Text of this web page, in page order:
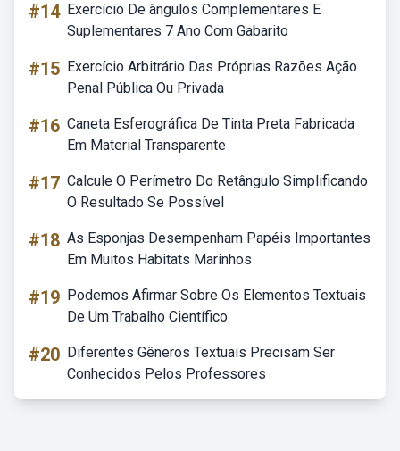
#14 Exercício De ângulos Complementares E
Suplementares 7 Ano Com Gabarito
#15 Exercício Arbitrário Das Próprias Razões Ação
Penal Pública Ou Privada
#16 Caneta Esferográfica De Tinta Preta Fabricada
Em Material Transparente
#17 Calcule O Perímetro Do Retângulo Simplificando
O Resultado Se Possível
#18 As Esponjas Desempenham Papéis Importantes
Em Muitos Habitats Marinhos
#19 Podemos Afirmar Sobre Os Elementos Textuais
De Um Trabalho Científico
#20 Diferentes Gêneros Textuais Precisam Ser
Conhecidos Pelos Professores